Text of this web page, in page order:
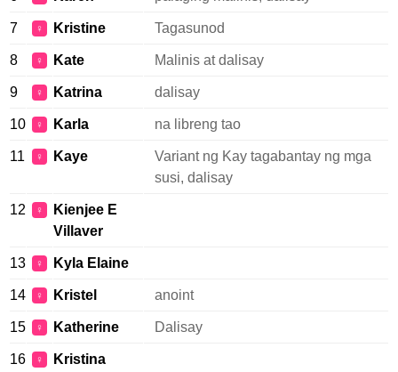
7 ♀ Kristine Tagasunod
8 ♀ Kate Malinis at dalisay
9 ♀ Katrina dalisay
10 ♀ Karla na libreng tao
11 ♀ Kaye
Variant ng Kay tagabantay ng mga
susi, dalisay
12 ♀
Kienjee E
Villaver
13 ♀ Kyla Elaine
14 ♀ Kristel anoint
15 ♀ Katherine Dalisay
16 ♀
Kristina